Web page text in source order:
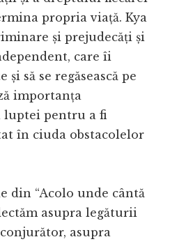
propria viață. Kya
și prejudecăți și
care îi
să se regăsească pe
importanța
luptei pentru a fi
în ciuda obstacolelor
din “Acolo unde cântă
asupra legăturii
asupra